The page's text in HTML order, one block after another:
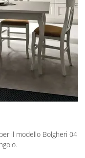
il modello Bolgheri 04